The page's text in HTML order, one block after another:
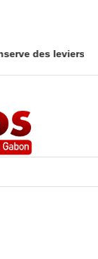
leviers juridiques